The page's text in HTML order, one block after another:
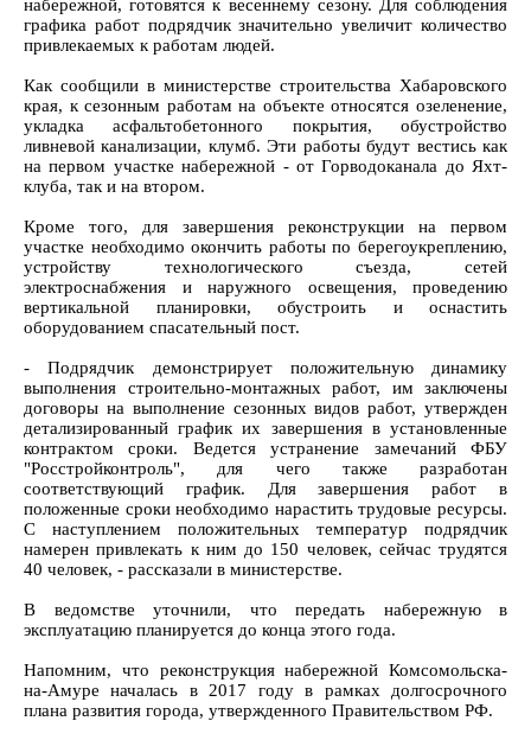
набережной, готовятся к весеннему сезону. Для соблюдения
графика работ подрядчик значительно увеличит количество
привлекаемых к работам людей.
Как сообщили в министерстве строительства Хабаровского
края, к сезонным работам на объекте относятся озеленение,
укладка асфальтобетонного покрытия, обустройство
ливневой канализации, клумб. Эти работы будут вестись как
на первом участке набережной - от Горводоканала до Яхт-
клуба, так и на втором.
Кроме того, для завершения реконструкции на первом
участке необходимо окончить работы по берегоукреплению,
устройству технологического съезда, сетей
электроснабжения и наружного освещения, проведению
вертикальной планировки, обустроить и оснастить
оборудованием спасательный пост.
- Подрядчик демонстрирует положительную динамику
выполнения строительно-монтажных работ, им заключены
договоры на выполнение сезонных видов работ, утвержден
детализированный график их завершения в установленные
контрактом сроки. Ведется устранение замечаний ФБУ
"Росстройконтроль", для чего также разработан
соответствующий график. Для завершения работ в
положенные сроки необходимо нарастить трудовые ресурсы.
С наступлением положительных температур подрядчик
намерен привлекать к ним до 150 человек, сейчас трудятся
40 человек, - рассказали в министерстве.
В ведомстве уточнили, что передать набережную в
эксплуатацию планируется до конца этого года.
Напомним, что реконструкция набережной Комсомольска-
на-Амуре началась в 2017 году в рамках долгосрочного
плана развития города, утвержденного Правительством РФ.